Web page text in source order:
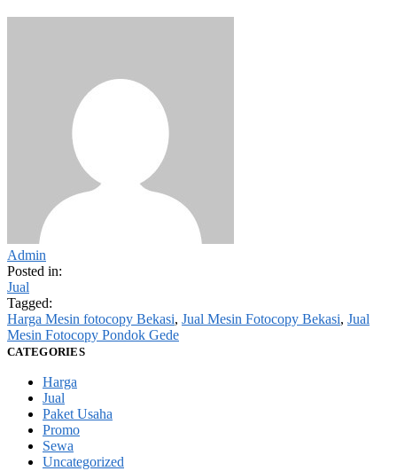
Admin
Posted in:
Jual
Tagged:
Harga Mesin fotocopy Bekasi, Jual Mesin Fotocopy Bekasi, Jual
Mesin Fotocopy Pondok Gede
CATEGORIES
Harga
Jual
Paket Usaha
Promo
Sewa
Uncategorized